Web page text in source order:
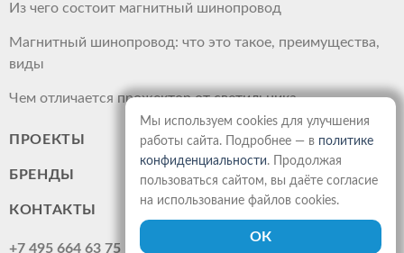
Из чего состоит магнитный шинопровод
Магнитный шинопровод: что это такое, преимущества,
виды
Чем отличается прожектор от светильника
ПРОЕКТЫ
БРЕНДЫ
КОНТАКТЫ
+7 495 664 63 75
Мы используем cookies для улучшения
работы сайта. Подробнее — в политике
конфиденциальности. Продолжая
пользоваться сайтом, вы даёте согласие
на использование файлов cookies.